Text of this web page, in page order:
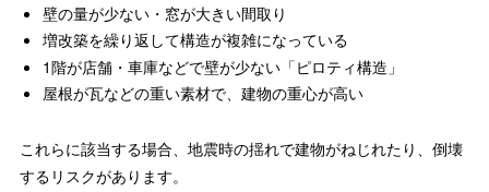
壁の量が少ない・窓が大きい間取り
増改築を繰り返して構造が複雑になっている
1階が店舗・車庫などで壁が少ない「ピロティ構造」
屋根が瓦などの重い素材で、建物の重心が高い
これらに該当する場合、地震時の揺れで建物がねじれたり、倒壊
するリスクがあります。